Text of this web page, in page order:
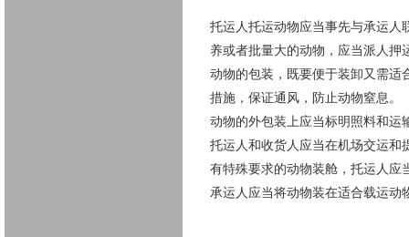
托运人托运动物应当事先与承运人
养或者批量大的动物，应当派人押
动物的包装，既要便于装卸又需适
措施，保证通风，防止动物窒息。
动物的外包装上应当标明照料和运
托运人和收货人应当在机场交运和
有特殊要求的动物装舱，托运人应
承运人应当将动物装在适合载运动